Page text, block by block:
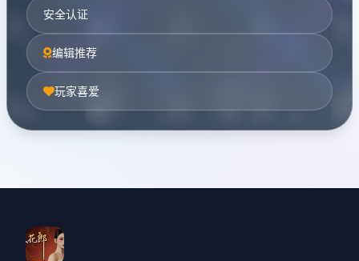
安全认证
编辑推荐
玩家喜爱